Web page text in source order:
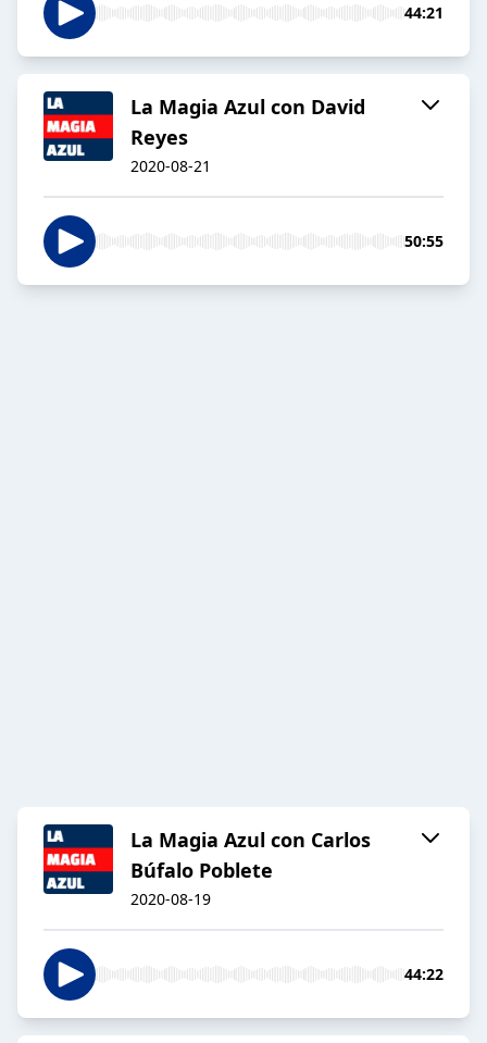
44:21
La Magia Azul con David
Reyes
2020-08-21
50:55
La Magia Azul con Carlos
Búfalo Poblete
2020-08-19
44:22